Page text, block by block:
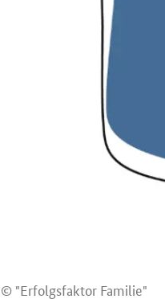
© "Erfolgsfaktor Familie"